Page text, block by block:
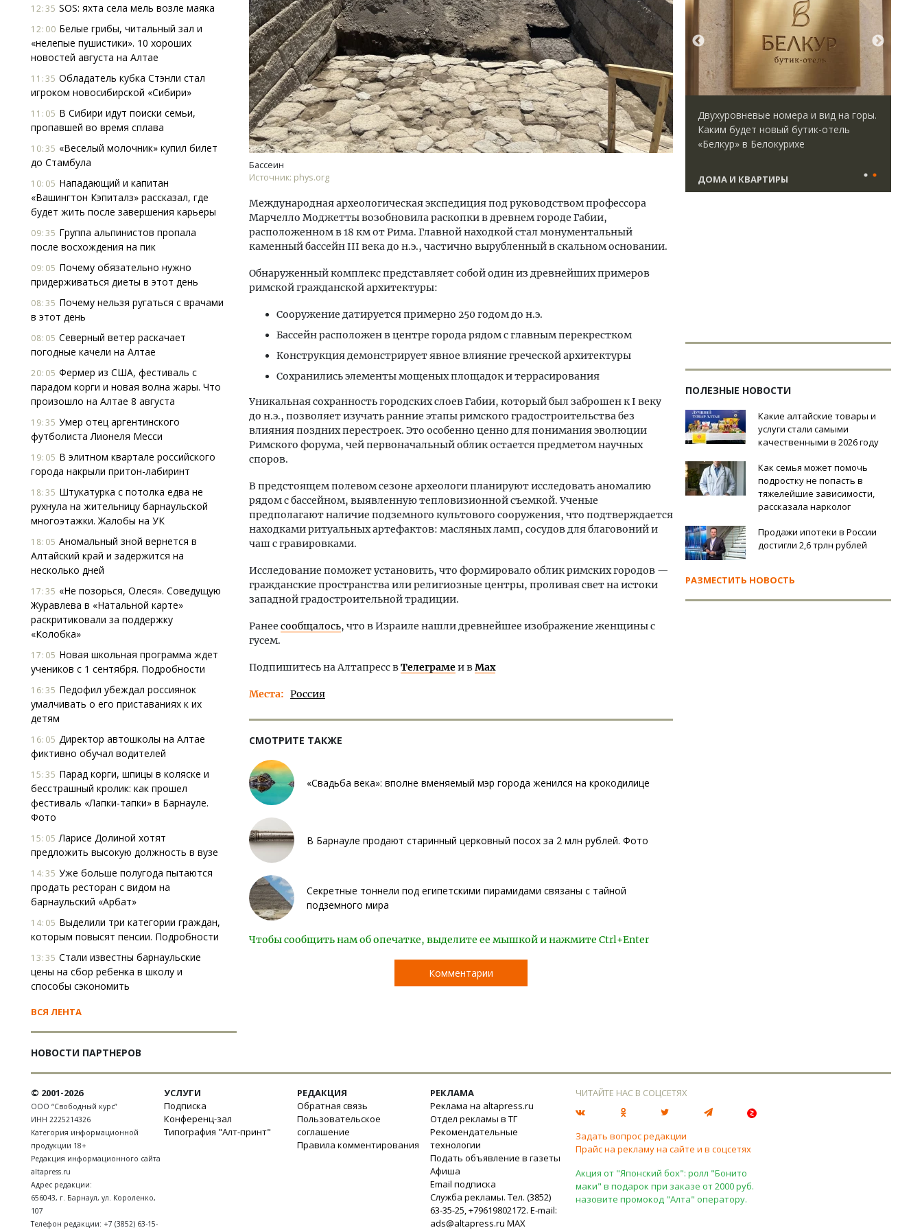
12:35 SOS: яхта села мель возле маяка
12:00 Белые грибы, читальный зал и
«нелепые пушистики». 10 хороших
новостей августа на Алтае
11:35 Обладатель кубка Стэнли стал
игроком новосибирской «Сибири»
11:05 В Сибири идут поиски семьи,
пропавшей во время сплава
10:35 «Веселый молочник» купил билет
до Стамбула
10:05 Нападающий и капитан
«Вашингтон Кэпиталз» рассказал, где
будет жить после завершения карьеры
09:35 Группа альпинистов пропала
после восхождения на пик
09:05 Почему обязательно нужно
придерживаться диеты в этот день
08:35 Почему нельзя ругаться с врачами
в этот день
08:05 Северный ветер раскачает
погодные качели на Алтае
20:05 Фермер из США, фестиваль с
парадом корги и новая волна жары. Что
произошло на Алтае 8 августа
19:35 Умер отец аргентинского
футболиста Лионеля Месси
19:05 В элитном квартале российского
города накрыли притон-лабиринт
18:35 Штукатурка с потолка едва не
рухнула на жительницу барнаульской
многоэтажки. Жалобы на УК
18:05 Аномальный зной вернется в
Алтайский край и задержится на
несколько дней
17:35 «Не позорься, Олеся». Соведущую
Журавлева в «Натальной карте»
раскритиковали за поддержку
«Колобка»
17:05 Новая школьная программа ждет
учеников с 1 сентября. Подробности
16:35 Педофил убеждал россиянок
умалчивать о его приставаниях к их
детям
16:05 Директор автошколы на Алтае
фиктивно обучал водителей
15:35 Парад корги, шпицы в коляске и
бесстрашный кролик: как прошел
фестиваль «Лапки-тапки» в Барнауле.
Фото
15:05 Ларисе Долиной хотят
предложить высокую должность в вузе
14:35 Уже больше полугода пытаются
продать ресторан с видом на
барнаульский «Арбат»
14:05 Выделили три категории граждан,
которым повысят пенсии. Подробности
13:35 Стали известны барнаульские
цены на сбор ребенка в школу и
способы сэкономить
ВСЯ ЛЕНТА
НОВОСТИ ПАРТНЕРОВ
Бассеин
Источник: phys.org
Международная археологическая экспедиция под руководством профессора
Марчелло Моджетты возобновила раскопки в древнем городе Габии,
расположенном в 18 км от Рима. Главной находкой стал монументальный
каменный бассейн III века до н.э., частично вырубленный в скальном основании.
Обнаруженный комплекс представляет собой один из древнейших примеров
римской гражданской архитектуры:
Сооружение датируется примерно 250 годом до н.э.
Бассейн расположен в центре города рядом с главным перекрестком
Конструкция демонстрирует явное влияние греческой архитектуры
Сохранились элементы мощеных площадок и террасирования
Уникальная сохранность городских слоев Габии, который был заброшен к I веку
до н.э., позволяет изучать ранние этапы римского градостроительства без
влияния поздних перестроек. Это особенно ценно для понимания эволюции
Римского форума, чей первоначальный облик остается предметом научных
споров.
В предстоящем полевом сезоне археологи планируют исследовать аномалию
рядом с бассейном, выявленную тепловизионной съемкой. Ученые
предполагают наличие подземного культового сооружения, что подтверждается
находками ритуальных артефактов: масляных ламп, сосудов для благовоний и
чаш с гравировками.
Исследование поможет установить, что формировало облик римских городов —
гражданские пространства или религиозные центры, проливая свет на истоки
западной градостроительной традиции.
Ранее сообщалось, что в Израиле нашли древнейшее изображение женщины с
гусем.
Подпишитесь на Алтапресс вТелеграмеи вMax
Места Россия
СМОТРИТЕ ТАКЖЕ
«Свадьба века»: вполне вменяемый мэр города женился на крокодилице
В Барнауле продают старинный церковный посох за 2 млн рублей. Фото
Секретные тоннели под египетскими пирамидами связаны с тайной
подземного мира
Чтобы сообщить нам об опечатке, выделите ее мышкой и нажмите Ctrl+Enter
Комментарии
Двухуровневые номера и вид на горы.
Каким будет новый бутик-отель
«Белкур» в Белокурихе
ДОМА И КВАРТИРЫ
Ищем новые берега. Гендиректор
«Жилищной инициативы» Юрий
Гатилов — о том, как девелоперу
Двухуровневые номера и вид на горы.
Каким будет новый бутик-отель
«Белкур» в Белокурихе
ДОМА И КВАРТИРЫ
ПОЛЕЗНЫЕ НОВОСТИ
Какие алтайские товары и
услуги стали самыми
качественными в 2026 году
Как семья может помочь
подростку не попасть в
тяжелейшие зависимости,
рассказала нарколог
Продажи ипотеки в России
достигли 2,6 трлн рублей
РАЗМЕСТИТЬ НОВОСТЬ
© 2001-2026
ООО “Свободный курс”
ИНН 2225214326
Категория информационной
продукции 18+
Редакция информационного сайта
altapress.ru
Адрес редакции:
656043, г. Барнаул, ул. Короленко,
107
Телефон редакции: +7 (3852) 63-15-
УСЛУГИ
Подписка
Конференц-зал
Типография "Алт-принт"
РЕДАКЦИЯ
Обратная связь
Пользовательское
соглашение
Правила комментирования
РЕКЛАМА
Реклама на altapress.ru
Отдел рекламы в ТГ
Рекомендательные
технологии
Подать объявление в газеты
Афиша
Email подписка
Служба рекламы. Тел. (3852)
63-35-25, +79619802172. E-mail:
ads@altapress.ru MAX
ЧИТАЙТЕ НАС В СОЦСЕТЯХ
Задать вопрос редакции
Прайс на рекламу на сайте и в соцсетях
Акция от "Японский бох": ролл "Бонито
маки" в подарок при заказе от 2000 руб.
назовите промокод "Алта" оператору.